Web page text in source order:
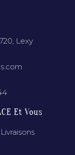
Lexy
Et Vous
Livraisons